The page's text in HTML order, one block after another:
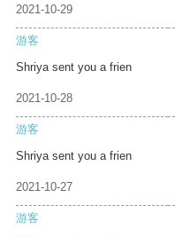
2021-10-29
游客
Shriya sent you a frien
2021-10-28
游客
Shriya sent you a frien
2021-10-27
游客